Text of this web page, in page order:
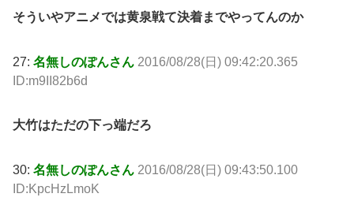
そういやアニメでは黄泉戦て決着までやってんのか
27: 名無しのぽんさん 2016/08/28(日) 09:42:20.365
ID:m9II82b6d
大竹はただの下っ端だろ
30: 名無しのぽんさん 2016/08/28(日) 09:43:50.100
ID:KpcHzLmoK